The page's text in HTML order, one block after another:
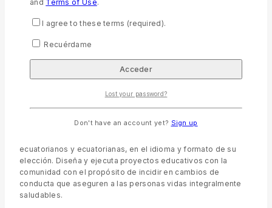
país, en el lenguaje que puedan entender. Proveemos
materiales bíblicos y asistimos a la comunidad con proyectos
sociales, en donde La Biblia es prioritaria.
Soñamos con vidas de personas, familias y comunidades en
Ecuador, transformadas a través de la Biblia, la Palabra de
Dios, sin importar su raza, credo, religión o ideología
Facilitamos a todas las personas oportunidades
para interactuar con la Biblia
Sociedades Bíblicas Unidas en Ecuador (SBUEC) es una
ecuatorianos y ecuatorianas, en el idioma y formato de su
elección. Diseña y ejecuta proyectos educativos con la
comunidad con el propósito de incidir en cambios de
conducta que aseguren a las personas vidas integralmente
saludables.
and Terms of Use.
I agree to these terms (required).
Recuérdame
Lost your password?
Don't have an account yet? Sign up